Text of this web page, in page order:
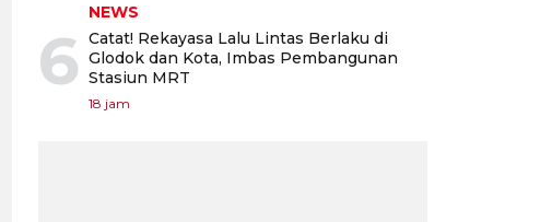
6
NEWS
Catat! Rekayasa Lalu Lintas Berlaku di
Glodok dan Kota, Imbas Pembangunan
Stasiun MRT
18 jam